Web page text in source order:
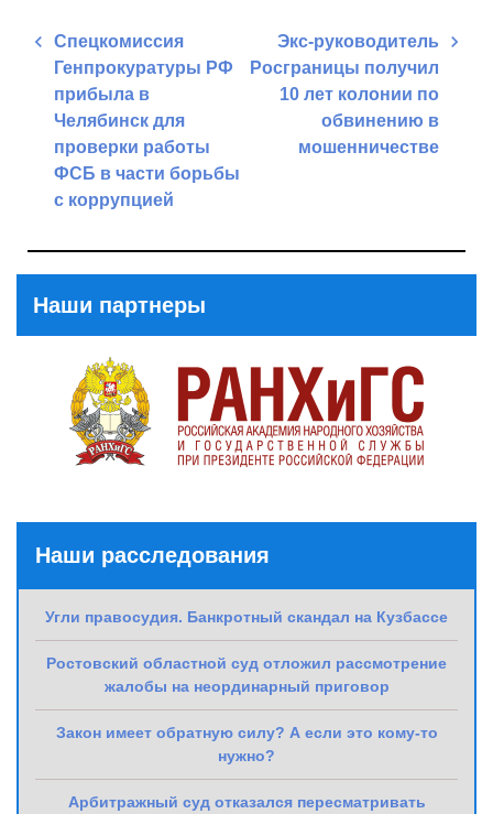
Навигация
записям
Спецкомиссия
Генпрокуратуры РФ
прибыла в
Челябинск для
проверки работы
ФСБ в части борьбы
с коррупцией
Экс-руководитель
Росграницы получил
10 лет колонии по
обвинению в
мошенничестве
Наши партнеры
Наши расследования
Угли правосудия. Банкротный скандал на Кузбассе
Ростовский областной суд отложил рассмотрение
жалобы на неординарный приговор
Закон имеет обратную силу? А если это кому-то
нужно?
Арбитражный суд отказался пересматривать